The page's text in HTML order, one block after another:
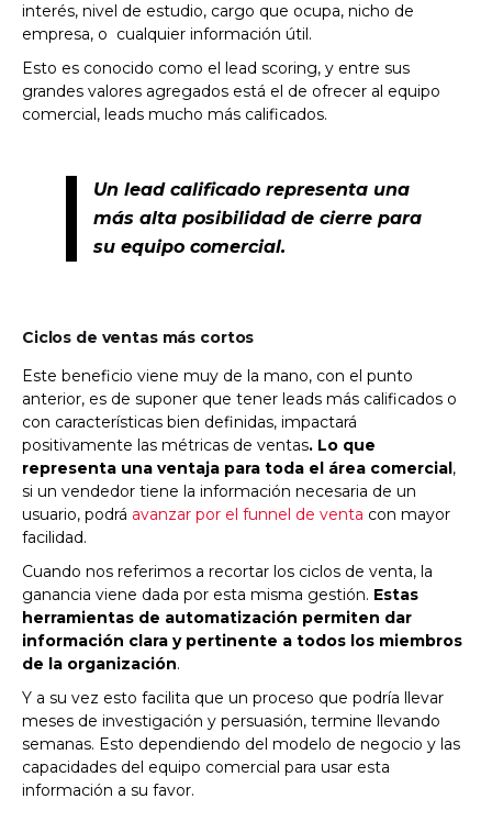
interés, nivel de estudio, cargo que ocupa, nicho de
empresa, o cualquier información útil.
Esto es conocido como el lead scoring, y entre sus
grandes valores agregados está el de ofrecer al equipo
comercial, leads mucho más calificados.
Un lead calificado representa una
más alta posibilidad de cierre para
su equipo comercial.
Ciclos de ventas más cortos
Este beneficio viene muy de la mano, con el punto
anterior, es de suponer que tener leads más calificados o
con características bien definidas, impactará
positivamente las métricas de ventas. Lo que
representa una ventaja para toda el área comercial,
si un vendedor tiene la información necesaria de un
usuario, podrá avanzar por el funnel de venta con mayor
facilidad.
Cuando nos referimos a recortar los ciclos de venta, la
ganancia viene dada por esta misma gestión. Estas
herramientas de automatización permiten dar
información clara y pertinente a todos los miembros
de la organización.
Y a su vez esto facilita que un proceso que podría llevar
meses de investigación y persuasión, termine llevando
semanas. Esto dependiendo del modelo de negocio y las
capacidades del equipo comercial para usar esta
información a su favor.